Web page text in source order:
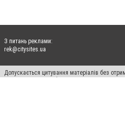
З питань реклами:
rek@citysites.ua
Допускається цитування матеріалів без
пошукових систем гіперпосилання на